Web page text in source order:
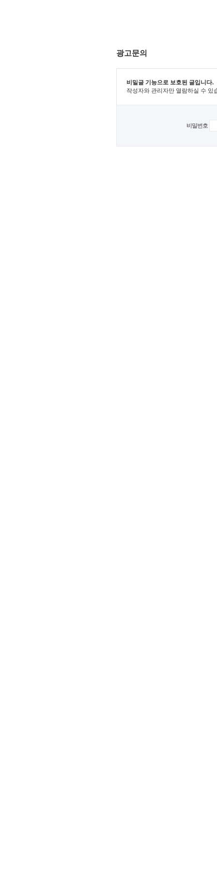
광고문의
비밀글 기능으로 보호된 글입니다.
작성자와 관리자만 열람하실 수 있
비밀번호